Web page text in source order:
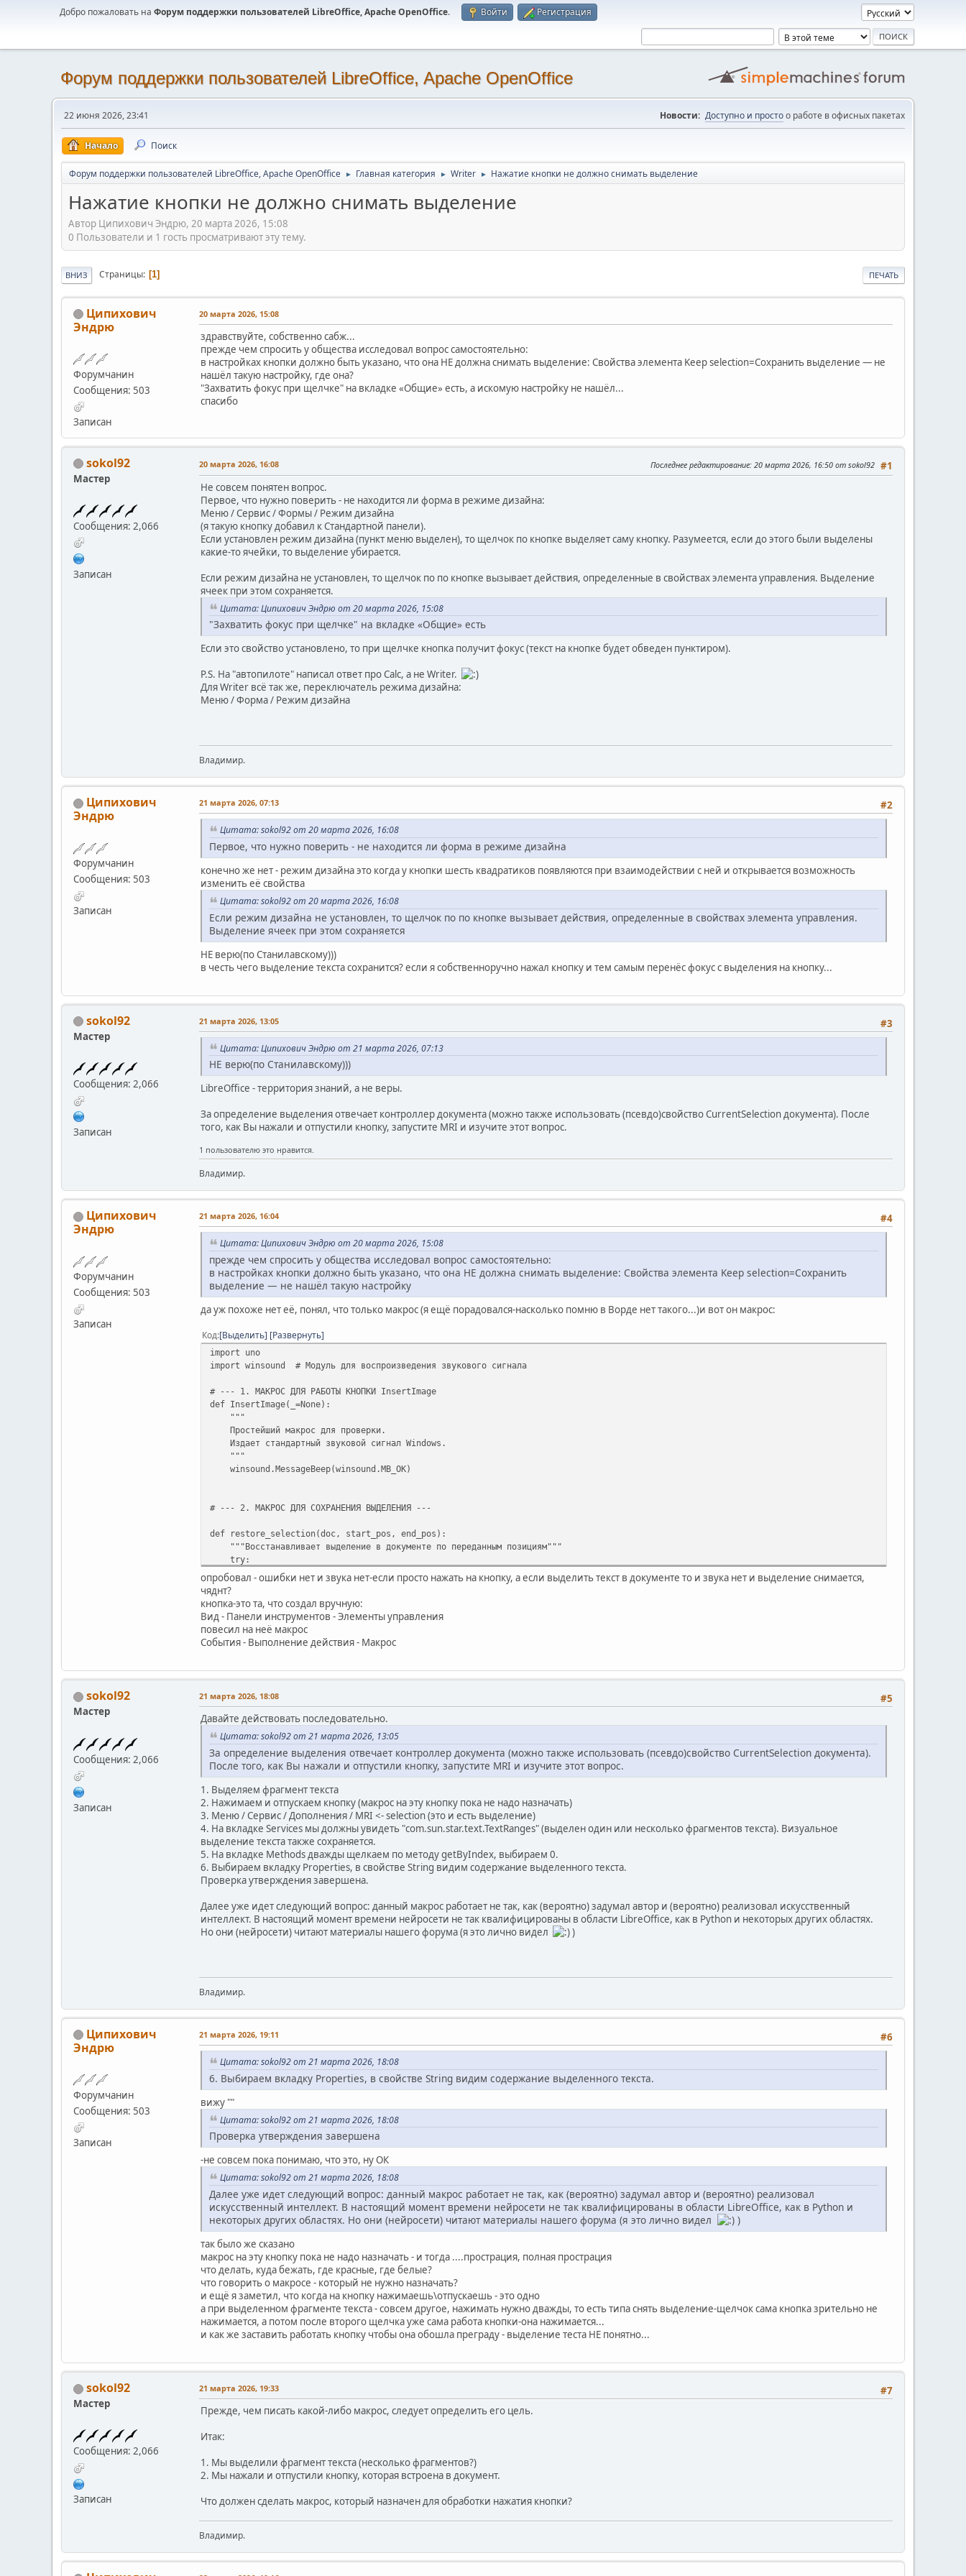
Добро пожаловать на Форум поддержки пользователей LibreOffice, Apache OpenOffice. Войти Регистрация
Форум поддержки пользователей LibreOffice, Apache OpenOffice
22 июня 2026, 23:41 Новости: Доступно и простоо работе в офисных пакетах
Начало Поиск
Форум поддержки пользователей LibreOffice, Apache OpenOffice ► Главная категория ► Writer ► Нажатие кнопки не должно снимать выделение
Нажатие кнопки не должно снимать выделение
Автор Ципихович Эндрю, 20 марта 2026, 15:08
0 Пользователи и 1 гость просматривают эту тему.
ПЕЧАТЬ
ВНИЗ Страницы 1
Ципихович
Эндрю
Форумчанин
Сообщения: 503
Записан
20 марта 2026, 15:08
здравствуйте, собственно сабж...
прежде чем спросить у общества исследовал вопрос самостоятельно:
в настройках кнопки должно быть указано, что она НЕ должна снимать выделение: Свойства элемента Keep selection=Сохранить выделение — не
нашёл такую настройку, где она?
"Захватить фокус при щелчке" на вкладке «Общие» есть, а искомую настройку не нашёл...
спасибо
sokol92
Мастер
Сообщения: 2,066
Записан
#1
20 марта 2026, 16:08 Последнее редактирование: 20 марта 2026, 16:50 от sokol92
Не совсем понятен вопрос.
Первое, что нужно поверить - не находится ли форма в режиме дизайна:
Меню / Сервис / Формы / Режим дизайна
(я такую кнопку добавил к Стандартной панели).
Если установлен режим дизайна (пункт меню выделен), то щелчок по кнопке выделяет саму кнопку. Разумеется, если до этого были выделены
какие-то ячейки, то выделение убирается.
Если режим дизайна не установлен, то щелчок по по кнопке вызывает действия, определенные в свойствах элемента управления. Выделение
ячеек при этом сохраняется.
Цитата: Ципихович Эндрю от 20 марта 2026, 15:08
"Захватить фокус при щелчке" на вкладке «Общие» есть
Если это свойство установлено, то при щелчке кнопка получит фокус (текст на кнопке будет обведен пунктиром).
P.S. На "автопилоте" написал ответ про Calc, а не Writer.
Для Writer всё так же, переключатель режима дизайна:
Меню / Форма / Режим дизайна
Владимир.
Ципихович
Эндрю
Форумчанин
Сообщения: 503
Записан
#2
21 марта 2026, 07:13
Цитата: sokol92 от 20 марта 2026, 16:08
Первое, что нужно поверить - не находится ли форма в режиме дизайна
конечно же нет - режим дизайна это когда у кнопки шесть квадратиков появляются при взаимодействии с ней и открывается возможность
изменить её свойства
Цитата: sokol92 от 20 марта 2026, 16:08
Если режим дизайна не установлен, то щелчок по по кнопке вызывает действия, определенные в свойствах элемента управления.
Выделение ячеек при этом сохраняется
НЕ верю(по Станилавскому)))
в честь чего выделение текста сохранится? если я собственноручно нажал кнопку и тем самым перенёс фокус с выделения на кнопку...
sokol92
Мастер
Сообщения: 2,066
Записан
#3
21 марта 2026, 13:05
Цитата: Ципихович Эндрю от 21 марта 2026, 07:13
НЕ верю(по Станилавскому)))
LibreOffice - территория знаний, а не веры.
За определение выделения отвечает контроллер документа (можно также использовать (псевдо)свойство CurrentSelection документа). После
того, как Вы нажали и отпустили кнопку, запустите MRI и изучите этот вопрос.
1 пользователю это нравится.
Владимир.
Ципихович
Эндрю
Форумчанин
Сообщения: 503
Записан
#4
21 марта 2026, 16:04
Цитата: Ципихович Эндрю от 20 марта 2026, 15:08
прежде чем спросить у общества исследовал вопрос самостоятельно:
в настройках кнопки должно быть указано, что она НЕ должна снимать выделение: Свойства элемента Keep selection=Сохранить
выделение — не нашёл такую настройку
да уж похоже нет её, понял, что только макрос (я ещё порадовался-насколько помню в Ворде нет такого...)и вот он макрос:
Код Выделить Развернуть
import uno
import winsound # Модуль для воспроизведения звукового сигнала
# --- 1. МАКРОС ДЛЯ РАБОТЫ КНОПКИ InsertImage
def InsertImage(_=None):
"""
Простейший макрос для проверки.
Издает стандартный звуковой сигнал Windows.
"""
winsound.MessageBeep(winsound.MB_OK)
# --- 2. МАКРОС ДЛЯ СОХРАНЕНИЯ ВЫДЕЛЕНИЯ ---
def restore_selection(doc, start_pos, end_pos):
"""Восстанавливает выделение в документе по переданным позициям"""
try:
controller = doc.getCurrentController()
controller.select(start_pos)
controller.goToRange(end_pos, False) # False - чтобы не снимать выделение
except Exception as e:
pass # Если что-то пошло не так, просто молчим
def ButtonAction_keep_selection(event):
ctx = uno.getComponentContext()
desktop = ctx.ServiceManager.createInstanceWithContext("com.sun.star.frame.Desktop", ctx)
# Проверки на случай, если документ не открыт или не поддерживает контроллер
if not hasattr(desktop, 'getCurrentComponent'):
event.doit = True
return
doc = desktop.getCurrentComponent()
if not hasattr(doc, 'getCurrentController'):
event.doit = True
return
# 1. СОХРАНЯЕМ ТЕКУЩЕЕ ВЫДЕЛЕНИЕ
controller = doc.getCurrentController()
view_cursor = controller.getViewCursor()
start_pos = view_cursor.getStart()
# 2. ВЫПОЛНЯЕМ ДЕЙСТВИЕ КНОПКИ
# 3. ВОЗВРАЩАЕМ ВЫДЕЛЕНИЕ (с задержкой)
delay = ctx.ServiceManager.createInstanceWithContext("com.sun.star.util.Delay", ctx)
delay.wait(100)
restore_selection(doc, start_pos, end_pos)
# --- 3. ТОЧКА ВХОДА (РЕГИСТРАЦИЯ МАКРОСОВ) ---
# Теперь мы регистрируем ОБЕ функции, чтобы LibreOffice знала о них
g_exportedScripts = InsertImage, ButtonAction_keep_selection,
опробовал - ошибки нет и звука нет-если просто нажать на кнопку, а если выделить текст в документе то и звука нет и выделение снимается,
чяднт?
кнопка-это та, что создал вручную:
Вид - Панели инструментов - Элементы управления
повесил на неё макрос
События - Выполнение действия - Макрос
sokol92
Мастер
Сообщения: 2,066
Записан
#5
21 марта 2026, 18:08
Давайте действовать последовательно.
Цитата: sokol92 от 21 марта 2026, 13:05
За определение выделения отвечает контроллер документа (можно также использовать (псевдо)свойство CurrentSelection документа).
После того, как Вы нажали и отпустили кнопку, запустите MRI и изучите этот вопрос.
1. Выделяем фрагмент текста
2. Нажимаем и отпускаем кнопку (макрос на эту кнопку пока не надо назначать)
3. Меню / Сервис / Дополнения / MRI <- selection (это и есть выделение)
4. На вкладке Services мы должны увидеть "com.sun.star.text.TextRanges" (выделен один или несколько фрагментов текста). Визуальное
выделение текста также сохраняется.
5. На вкладке Methods дважды щелкаем по методу getByIndex, выбираем 0.
6. Выбираем вкладку Properties, в свойстве String видим содержание выделенного текста.
Проверка утверждения завершена.
Далее уже идет следующий вопрос: данный макрос работает не так, как (вероятно) задумал автор и (вероятно) реализовал искусственный
интеллект. В настоящий момент времени нейросети не так квалифицированы в области LibreOffice, как в Python и некоторых других областях.
Но они (нейросети) читают материалы нашего форума (я это лично видел
)
Владимир.
Ципихович
Эндрю
Форумчанин
Сообщения: 503
Записан
#6
21 марта 2026, 19:11
Цитата: sokol92 от 21 марта 2026, 18:08
6. Выбираем вкладку Properties, в свойстве String видим содержание выделенного текста.
вижу ""
Цитата: sokol92 от 21 марта 2026, 18:08
Проверка утверждения завершена
-не совсем пока понимаю, что это, ну ОК
Цитата: sokol92 от 21 марта 2026, 18:08
Далее уже идет следующий вопрос: данный макрос работает не так, как (вероятно) задумал автор и (вероятно) реализовал
искусственный интеллект. В настоящий момент времени нейросети не так квалифицированы в области LibreOffice, как в Python и
некоторых других областях. Но они (нейросети) читают материалы нашего форума (я это лично видел
)
так было же сказано
макрос на эту кнопку пока не надо назначать - и тогда ....прострация, полная прострация
что делать, куда бежать, где красные, где белые?
что говорить о макросе - который не нужно назначать?
и ещё я заметил, что когда на кнопку нажимаешь\отпускаешь - это одно
а при выделенном фрагменте текста - совсем другое, нажимать нужно дважды, то есть типа снять выделение-щелчок сама кнопка зрительно не
нажимается, а потом после второго щелчка уже сама работа кнопки-она нажимается...
и как же заставить работать кнопку чтобы она обошла преграду - выделение теста НЕ понятно...
sokol92
Мастер
Сообщения: 2,066
Записан
#7
21 марта 2026, 19:33
Прежде, чем писать какой-либо макрос, следует определить его цель.
Итак:
1. Мы выделили фрагмент текста (несколько фрагментов?)
2. Мы нажали и отпустили кнопку, которая встроена в документ.
Что должен сделать макрос, который назначен для обработки нажатия кнопки?
Владимир.